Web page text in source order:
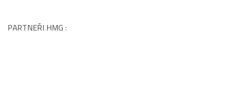
PARTNEŘI HMG :